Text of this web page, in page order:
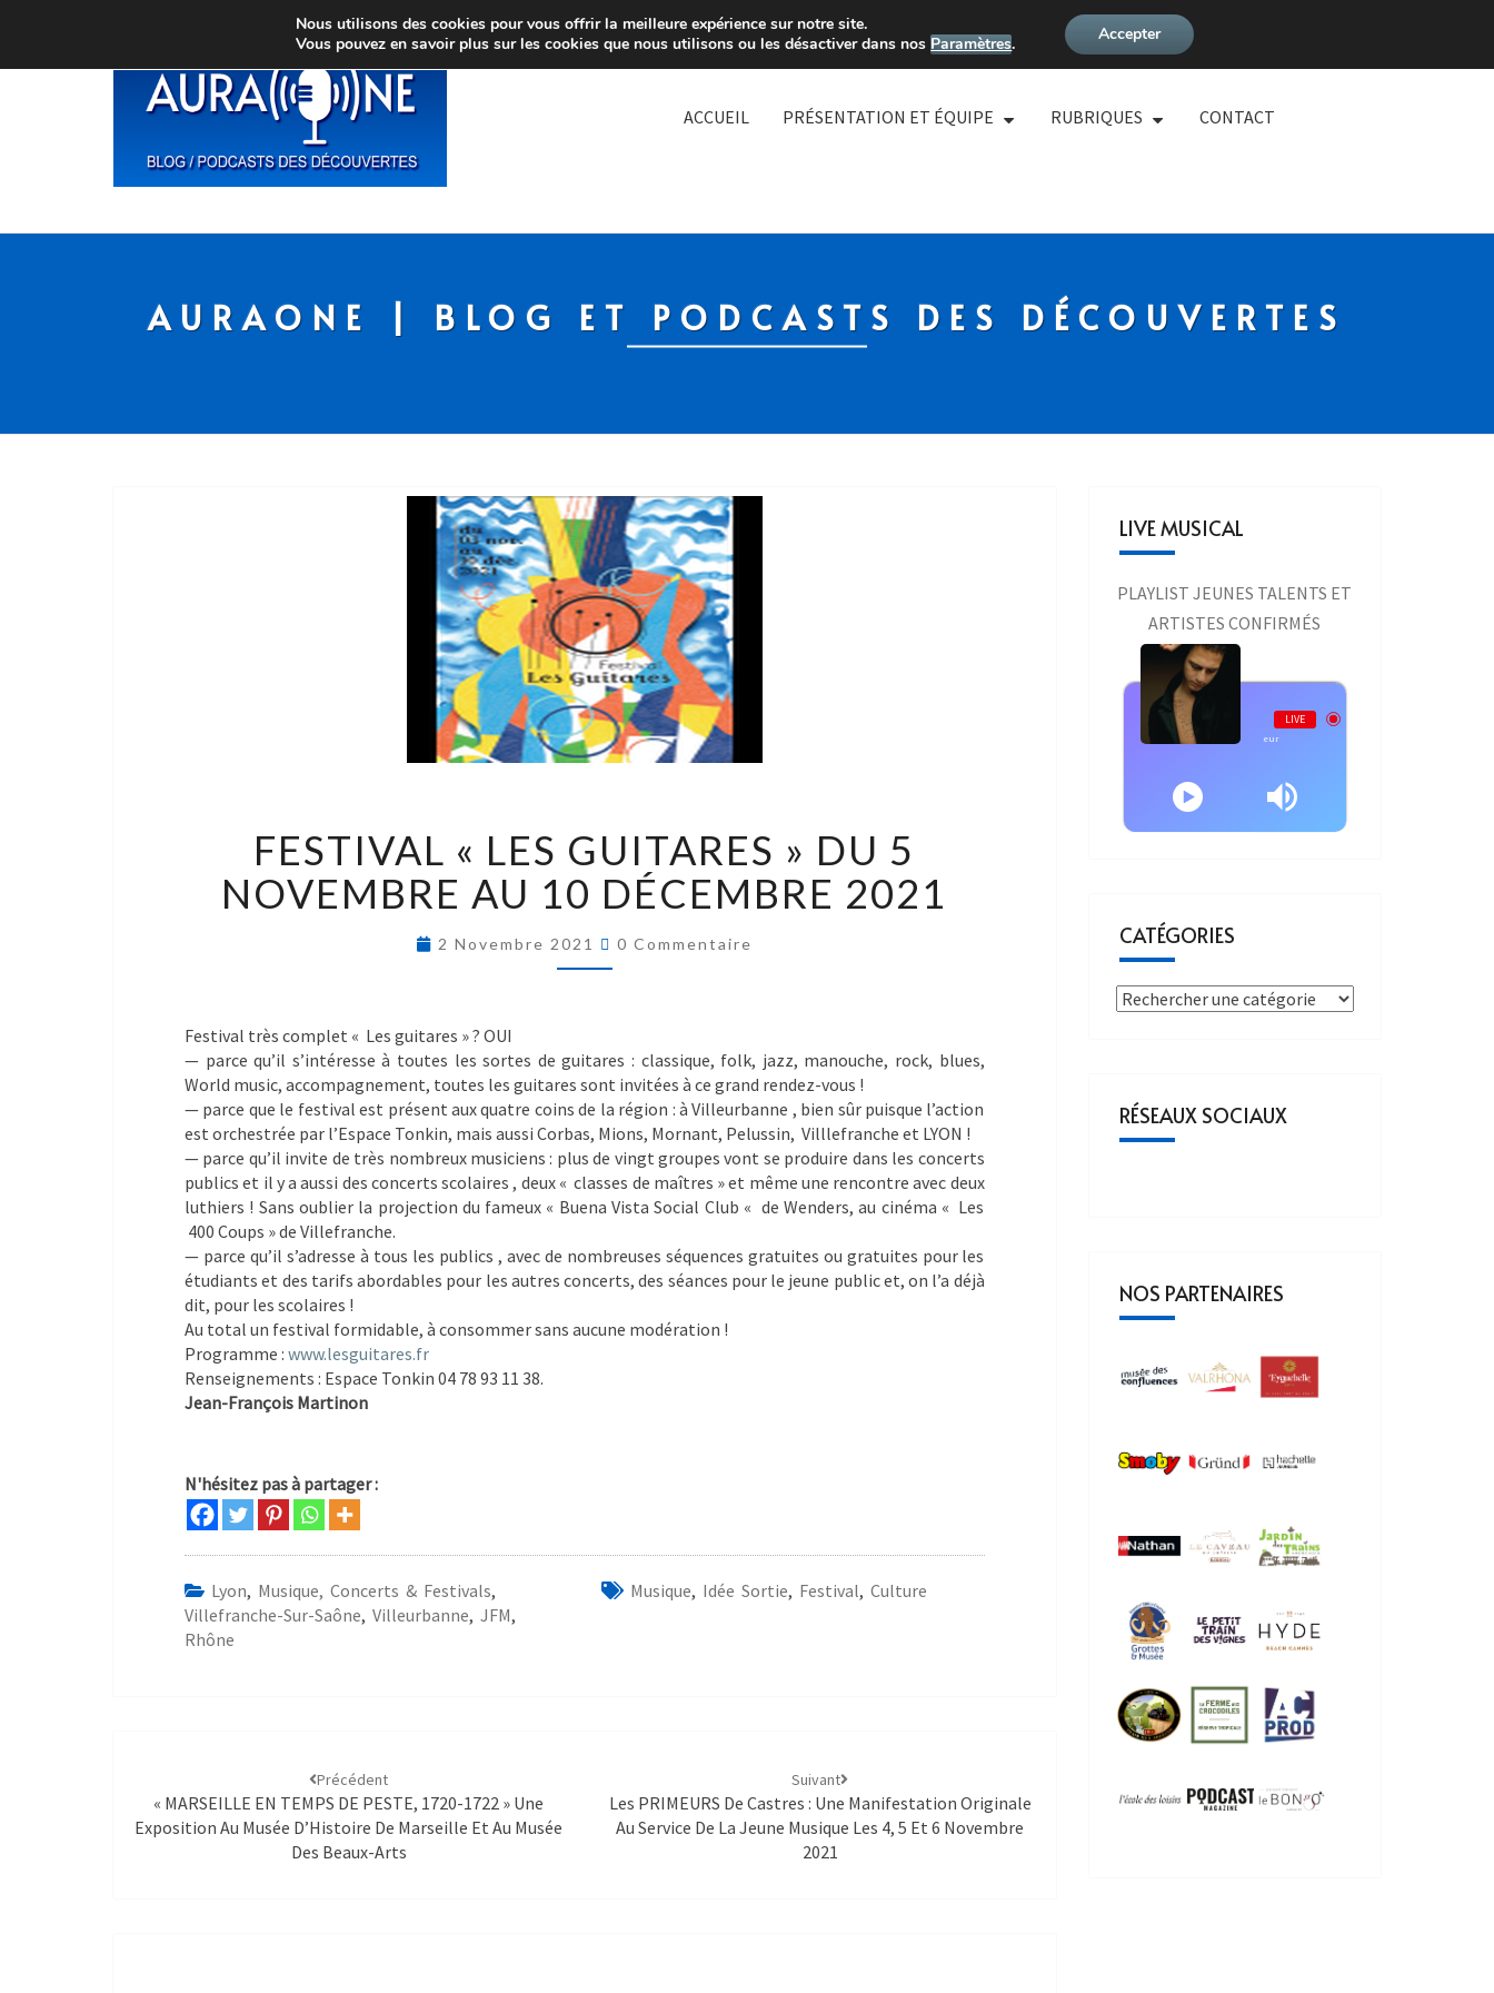
ACCUEIL PRÉSENTATION ET ÉQUIPE RUBRIQUES CONTACT
AURAONE | BLOG ET PODCASTS DES DÉCOUVERTES
FESTIVAL « LES GUITARES » DU 5
NOVEMBRE AU 10 DÉCEMBRE 2021
2 Novembre 2021 0 Commentaire
Festival très complet « Les guitares » ? OUI
— parce qu’il s’intéresse à toutes les sortes de guitares : classique, folk, jazz, manouche, rock, blues,
World music, accompagnement, toutes les guitares sont invitées à ce grand rendez-vous !
— parce que le festival est présent aux quatre coins de la région : à Villeurbanne , bien sûr puisque l’action
est orchestrée par l’Espace Tonkin, mais aussi Corbas, Mions, Mornant, Pelussin, Villlefranche et LYON !
— parce qu’il invite de très nombreux musiciens : plus de vingt groupes vont se produire dans les concerts
publics et il y a aussi des concerts scolaires , deux « classes de maîtres » et même une rencontre avec deux
luthiers ! Sans oublier la projection du fameux « Buena Vista Social Club « de Wenders, au cinéma « Les
400 Coups » de Villefranche.
— parce qu’il s’adresse à tous les publics , avec de nombreuses séquences gratuites ou gratuites pour les
étudiants et des tarifs abordables pour les autres concerts, des séances pour le jeune public et, on l’a déjà
dit, pour les scolaires !
Au total un festival formidable, à consommer sans aucune modération !
Programme : www.lesguitares.fr
Renseignements : Espace Tonkin 04 78 93 11 38.
Jean-François Martinon
N'hésitez pas à partager :
Lyon, Musique, Concerts & Festivals,
Villefranche-Sur-Saône, Villeurbanne, JFM,
Rhône
Musique, Idée Sortie, Festival, Culture
Précédent
« MARSEILLE EN TEMPS DE PESTE, 1720-1722 » Une
Exposition Au Musée D’Histoire De Marseille Et Au Musée
Des Beaux-Arts
Suivant
Les PRIMEURS De Castres : Une Manifestation Originale
Au Service De La Jeune Musique Les 4, 5 Et 6 Novembre
2021
LIVE MUSICAL
PLAYLIST JEUNES TALENTS ET
ARTISTES CONFIRMÉS
Live AURAONE
LIVE
Calogero - Calogero - En Apesanteur
CATÉGORIES
RÉSEAUX SOCIAUX
NOS PARTENAIRES
Nous utilisons des cookies pour vous offrir la meilleure expérience sur notre site.
Vous pouvez en savoir plus sur les cookies que nous utilisons ou les désactiver dans nosParamètres. Accepter